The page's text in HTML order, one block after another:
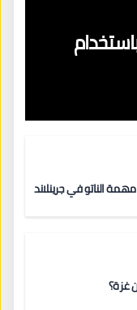
الناتو في جرينلاند
غزة؟